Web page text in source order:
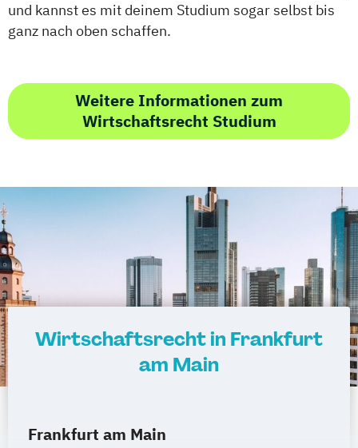
und kannst es mit deinem Studium sogar selbst bis
ganz nach oben schaffen.
Weitere Informationen zum
Wirtschaftsrecht Studium
Wirtschaftsrecht in Frankfurt
am Main
Frankfurt am Main